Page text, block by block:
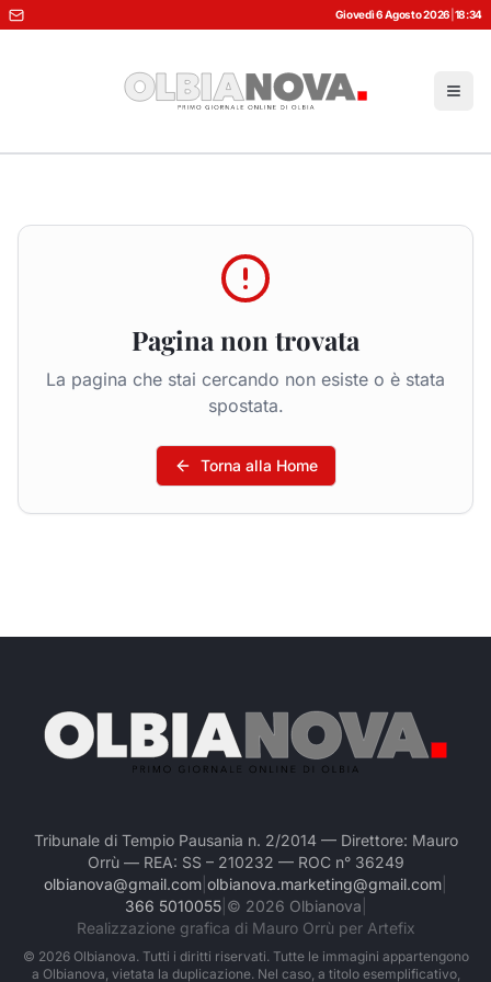
Giovedì 6 Agosto 2026 18:34
Pagina non trovata
La pagina che stai cercando non esiste o è stata
spostata.
Torna alla Home
Tribunale di Tempio Pausania n. 2/2014 — Direttore: Mauro
Orrù — REA: SS – 210232 — ROC n° 36249
olbianova@gmail.com olbianova.marketing@gmail.com
366 5010055| © 2026 Olbianova
Realizzazione grafica di Mauro Orrù per Artefix
© 2026Olbianova. Tutti i diritti riservati. Tutte le immagini appartengono
a Olbianova, vietata la duplicazione. Nel caso, a titolo esemplificativo,